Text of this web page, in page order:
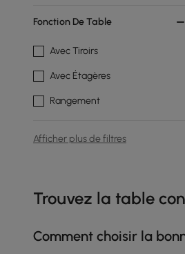
Fonction De Table
Avec Tiroirs
Avec Étagères
Rangement
Afficher plus de filtres
Products in the current category
Trouvez la table
Comment choisir la